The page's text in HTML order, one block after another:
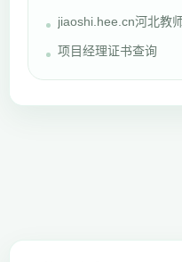
jiaoshi.hee.cn河北教
项目经理证书查询